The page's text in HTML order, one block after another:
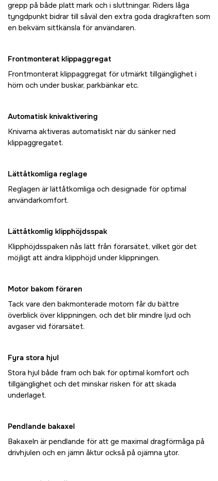
grepp på både platt mark och i sluttningar. Riders låga
tyngdpunkt bidrar till såväl den extra goda dragkraften som
en bekväm sittkänsla för användaren.
Frontmonterat klippaggregat
Frontmonterat klippaggregat för utmärkt tillgänglighet i
hörn och under buskar, parkbänkar etc.
Automatisk knivaktivering
Knivarna aktiveras automatiskt när du sänker ned
klippaggregatet.
Lättåtkomliga reglage
Reglagen är lättåtkomliga och designade för optimal
användarkomfort.
Lättåtkomlig klipphöjdsspak
Klipphöjdsspaken nås lätt från förarsätet, vilket gör det
möjligt att ändra klipphöjd under klippningen.
Motor bakom föraren
Tack vare den bakmonterade motorn får du bättre
överblick över klippningen, och det blir mindre ljud och
avgaser vid förarsätet.
Fyra stora hjul
Stora hjul både fram och bak för optimal komfort och
tillgänglighet och det minskar risken för att skada
underlaget.
Pendlande bakaxel
Bakaxeln är pendlande för att ge maximal dragförmåga på
drivhjulen och en jämn åktur också på ojämna ytor.